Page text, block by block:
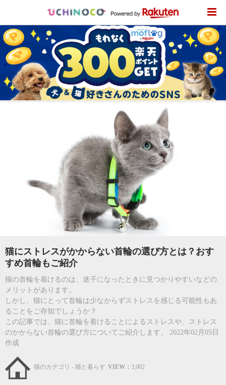
猫にストレスがかからない首輪の選び方とは？おす
すめ首輪もご紹介
猫の首輪を着けるのは、迷子になったときに見つかりやすいなどの
メリットがあります。
しかし、猫にとって首輪は少なからずストレスを感じる可能性もあ
ることをご存知でしょうか？
この記事では、猫に首輪を着けることによるストレスや、ストレス
のかからない首輪の選び方についてご紹介します。 2022年02月05日
作成
猫のカテゴリ - 猫と暮らす VIEW： 3,002